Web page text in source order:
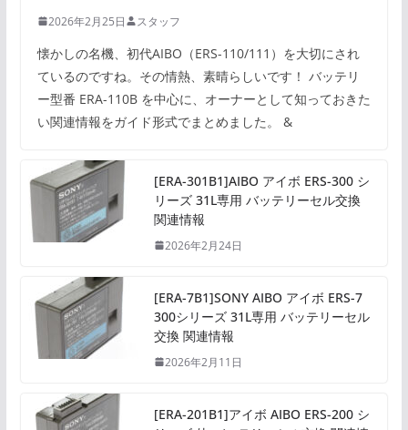
2026年2月25日 スタッフ
懐かしの名機、初代AIBO（ERS-110/111）を大切にされ
ているのですね。その情熱、素晴らしいです！ バッテリ
ー型番 ERA-110B を中心に、オーナーとして知っておきた
い関連情報をガイド形式でまとめました。 &
[ERA-301B1]AIBO アイボ ERS-300 シ
リーズ 31L専用 バッテリーセル交換
関連情報
2026年2月24日
[ERA-7B1]SONY AIBO アイボ ERS-7
300シリーズ 31L専用 バッテリーセル
交換 関連情報
2026年2月11日
[ERA-201B1]アイボ AIBO ERS-200 シ